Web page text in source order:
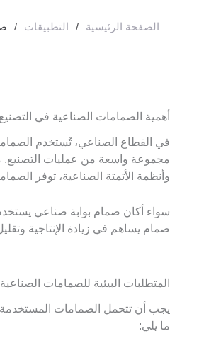
الصفحة الرئيسية / التطبيقات /
أهمية الصمامات الصناعية في التصنيع
في القطاع الصناعي، تُستخدم
مجموعة واسعة من عمليات التصنيع.
وأنظمة الأتمتة الصناعية، توفر
سواء أكان صمام بوابة صناعي
صمام يساهم في زيادة الإنتاجية
المتطلبات البيئية للصمامات
يجب أن تتحمل الصمامات المستخدمة
ما يلي: